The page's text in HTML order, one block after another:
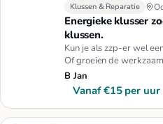
Klussen & Reparatie
Energieke klusser
klussen.
Kun je als zzp-er wel
Of groeien de
huis je boven het h…
B Jan
Vanaf €15 per uur